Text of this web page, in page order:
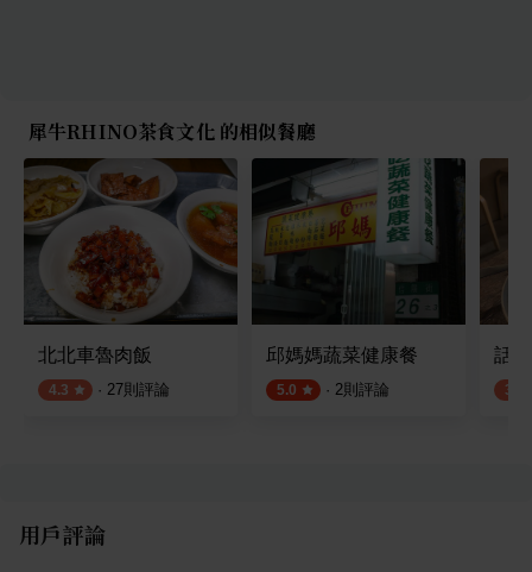
犀牛RHINO茶食文化 的相似餐廳
北北車魯肉飯
4.3 · 27則評論
邱媽媽蔬菜健康餐
5.0 · 2則評論
話
3.9
用戶評論